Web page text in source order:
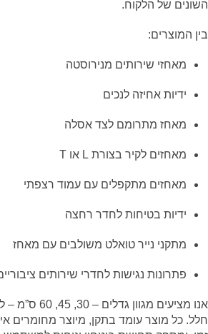
השונים של הלקוח.
בין המוצרים:
מאחזי שירותים מנירוסטה
ידיות אחיזה לנכים
מאחז מתרומם לצד אסלה
מאחזים לקיר בצורת L או T
מאחזים מתקפלים עם עמוד רצפתי
ידיות בטיחות לחדר רחצה
מתקני נייר טואלט משולבים עם מאחז
פתרונות נגישות לחדרי שירותים
אנו מציעים
חלל. כל מוצר עומד בתקן, מיוצר מחומרים